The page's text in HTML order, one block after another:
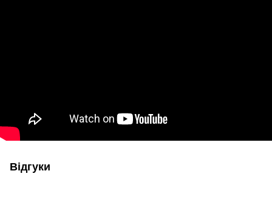
Відгуки